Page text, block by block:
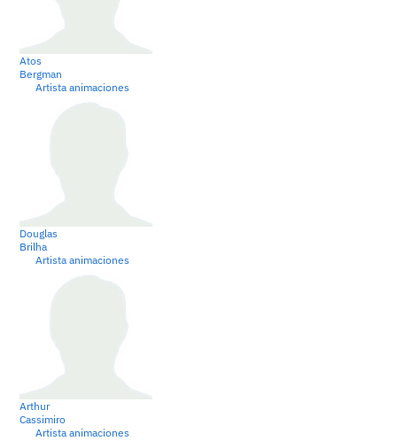
Atos
Bergman
Artista animaciones
Douglas
Brilha
Artista animaciones
Arthur
Cassimiro
Artista animaciones